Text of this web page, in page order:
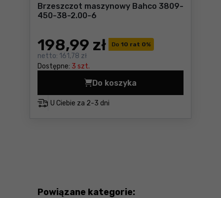
Brzeszczot maszynowy Bahco 3809-
450-38-2.00-6
Do 10 rat 0%
198,99 zł
netto: 161,78 zł
Dostępne: 3 szt.
U Ciebie za 2-3 dni
Do koszyka
Brzeszczot maszynowy
Powiązane kategorie: